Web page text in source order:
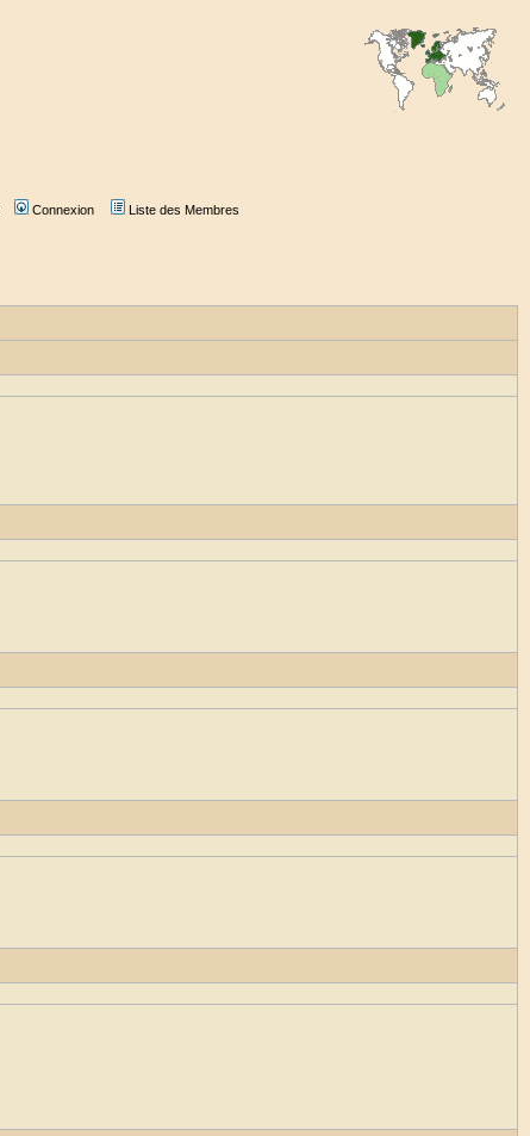
Connexion Liste des Membres